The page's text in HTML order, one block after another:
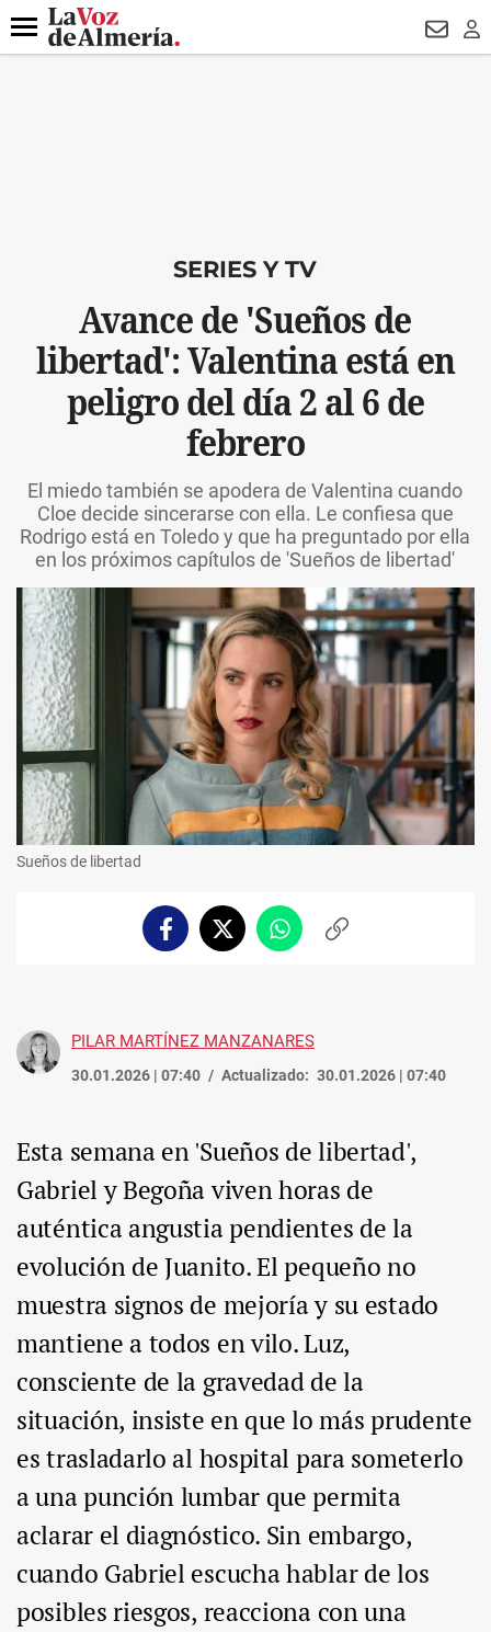
DESTACADO
Menú
SERIES Y TV
Avance de 'Sueños de
libertad': Valentina está en
peligro del día 2 al 6 de
febrero
El miedo también se apodera de Valentina cuando
Cloe decide sincerarse con ella. Le confiesa que
Rodrigo está en Toledo y que ha preguntado por ella
en los próximos capítulos de 'Sueños de libertad'
Sueños de libertad
FacebookTwitterWhatsappCopiar
PILAR MARTÍNEZ MANZANARES
30.01.2026 | 07:40 Actualizado: 30.01.2026 | 07:40
Esta semana en 'Sueños de libertad',
Gabriel y Begoña viven horas de
auténtica angustia pendientes de la
evolución de Juanito. El pequeño no
muestra signos de mejoría y su estado
mantiene a todos en vilo. Luz,
consciente de la gravedad de la
situación, insiste en que lo más prudente
es trasladarlo al hospital para someterlo
a una punción lumbar que permita
aclarar el diagnóstico. Sin embargo,
cuando Gabriel escucha hablar de los
posibles riesgos, reacciona con una